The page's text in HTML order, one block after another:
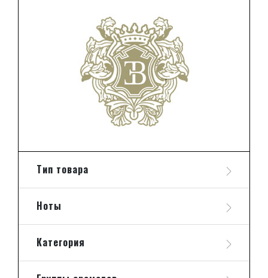
Тип товара
Ноты
Категория